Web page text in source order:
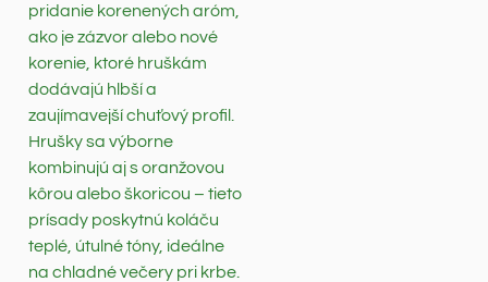
pridanie korenených aróm,
ako je zázvor alebo nové
korenie, ktoré hruškám
dodávajú hlbší a
zaujímavejší chuťový profil.
Hrušky sa výborne
kombinujú aj s oranžovou
kôrou alebo škoricou – tieto
prísady poskytnú koláču
teplé, útulné tóny, ideálne
na chladné večery pri krbe.